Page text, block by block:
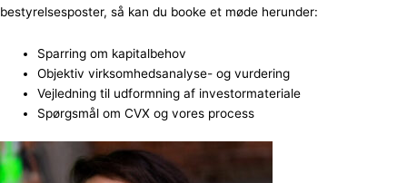
bestyrelsesposter, så kan du booke et møde herunder:
Sparring om kapitalbehov
Objektiv virksomhedsanalyse- og vurdering
Vejledning til udformning af investormateriale
Spørgsmål om CVX og vores process